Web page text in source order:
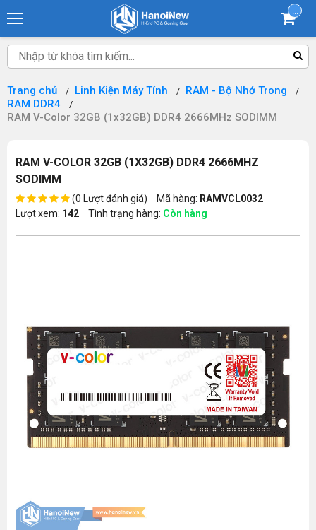
Trang chủ Linh Kiện Máy Tính
RAM - Bộ Nhớ Trong
RAM DDR4
RAM V-Color 32GB (1x32GB) DDR4 2666MHz SODIMM
RAM V-COLOR 32GB (1X32GB) DDR4 2666MHZ
SODIMM
(0 Lượt đánh giá) Mã hàng: RAMVCL0032
Lượt xem: 142 Tình trạng hàng: Còn hàng